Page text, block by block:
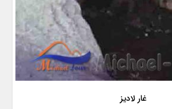
غار لادیز